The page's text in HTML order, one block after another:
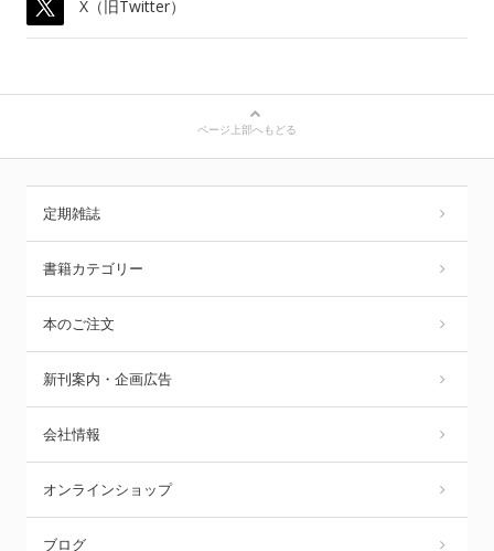
X（旧Twitter）
ページ上部へもどる
定期雑誌
書籍カテゴリー
本のご注文
新刊案内・企画広告
会社情報
オンラインショップ
ブログ